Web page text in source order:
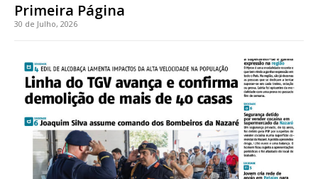
32€
12 meses
Edição em papel entregue à Quinta-feira em sua
Primeira Página
30 de Julho, 2026